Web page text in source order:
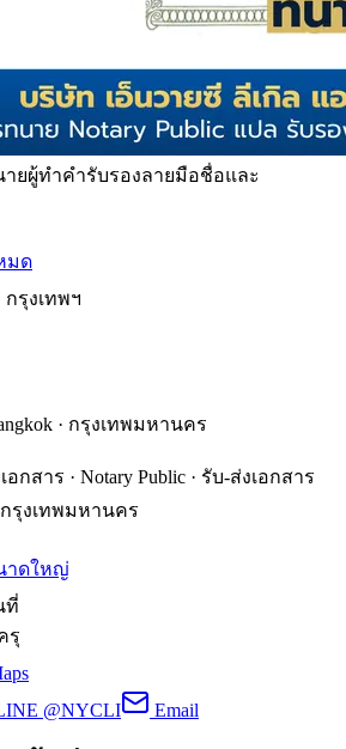
ยผู้ทำคำรับรองลายมือชื่อและ
มด
รุงเทพฯ
· กรุงเทพมหานคร
สาร · Notary Public · รับ-ส่งเอกสาร
รุงเทพมหานคร
าดใหญ่
ที่
รุ
@NYCLI Email